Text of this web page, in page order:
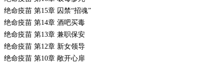
绝命疫苗 第15章 囚禁“招魂”
绝命疫苗 第14章 酒吧买毒
绝命疫苗 第13章 兼职保安
绝命疫苗 第12章 新女领导
绝命疫苗 第10章 敞开心扉